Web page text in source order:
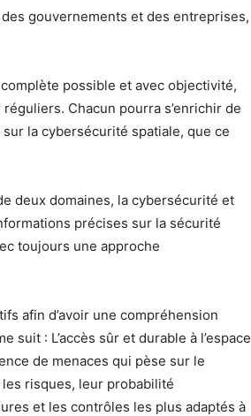
gouvernements et des entreprises,
possible et avec objectivité,
Chacun pourra s’enrichir de
la cybersécurité spatiale, que ce
deux domaines, la cybersécurité et
précises sur la sécurité
toujours une approche
afin d’avoir une compréhension
: L’accès sûr et durable à l’espace
de menaces qui pèse sur le
risques, leur probabilité
et les contrôles les plus adaptés à